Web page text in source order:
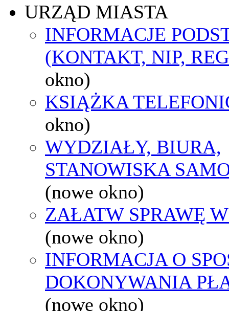
URZĄD MIASTA
INFORMACJE
(KONTAKT, NIP,
okno)
KSIĄŻKA
okno)
WYDZIAŁY, BIURA,
STANOWISKA
(nowe okno)
ZAŁATW SPRAWĘ
(nowe okno)
INFORMACJA O
DOKONYWANIA
(nowe okno)